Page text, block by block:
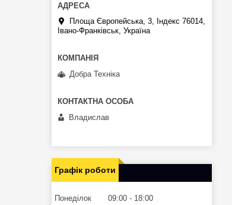
Площа Європейська, 3, Індекс 76014,
Івано-Франківськ, Україна
Добра Техніка
Владислав
Графік роботи
Понеділок 09:00
18:00